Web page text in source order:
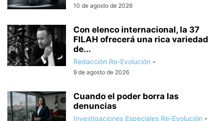
10 de agosto de 2026
Con elenco internacional, la 37
FILAH ofrecerá una rica variedad
de...
Redacción Re-Evolución -
9 de agosto de 2026
Cuando el poder borra las
denuncias
Investigaciones Especiales Re-Evolución -